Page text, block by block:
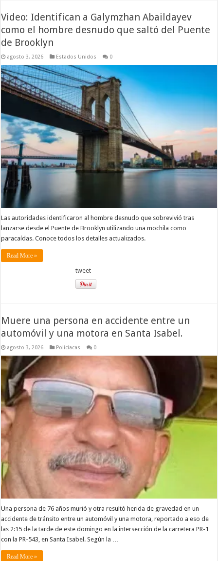
Video: Identifican a Galymzhan Abaildayev
como el hombre desnudo que saltó del Puente
de Brooklyn
agosto 3, 2026 Estados Unidos 0
Las autoridades identificaron al hombre desnudo que sobrevivió tras
lanzarse desde el Puente de Brooklyn utilizando una mochila como
paracaídas. Conoce todos los detalles actualizados.
Read More »
tweet
Muere una persona en accidente entre un
automóvil y una motora en Santa Isabel.
agosto 3, 2026 Policiacas 0
Una persona de 76 años murió y otra resultó herida de gravedad en un
accidente de tránsito entre un automóvil y una motora, reportado a eso de
las 2:15 de la tarde de este domingo en la intersección de la carretera PR-1
con la PR-543, en Santa Isabel. Según la …
Read More »